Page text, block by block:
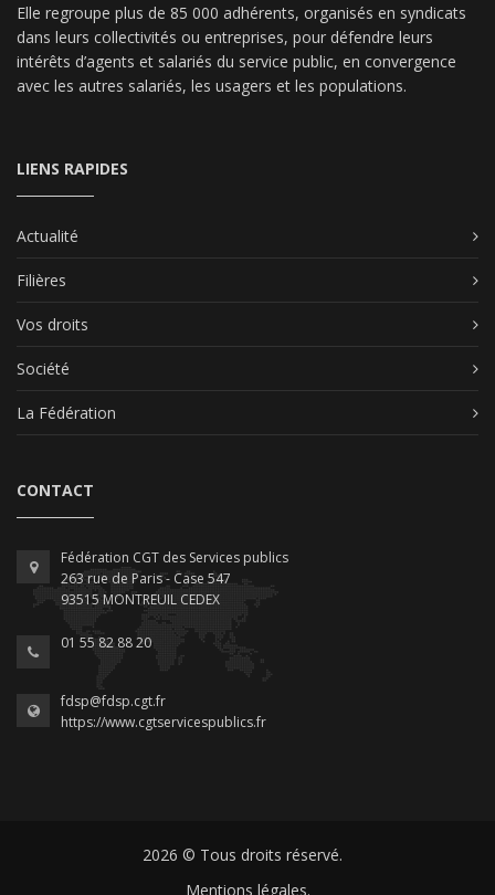
Elle regroupe plus de 85 000 adhérents, organisés en syndicats
dans leurs collectivités ou entreprises, pour défendre leurs
intérêts d’agents et salariés du service public, en convergence
avec les autres salariés, les usagers et les populations.
LIENS RAPIDES
Actualité
Filières
Vos droits
Société
La Fédération
CONTACT
Fédération CGT des Services publics
263 rue de Paris - Case 547
93515 MONTREUIL CEDEX
01 55 82 88 20
fdsp@fdsp.cgt.fr
https://www.cgtservicespublics.fr
2026 © Tous droits réservé.
Mentions légales.